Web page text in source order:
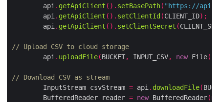
        api
.getApiClient ().setBasePath ( "https://
        api
.getApiClient ().setClientId(CLIENT_ID );
        api
.getApiClient ().setClientSecret(
// Upload CSV to cloud storage
        api
.uploadFile(BUCKET , INPUT_CSV , new File
// Download CSV as stream
        InputStream csvStream
= api.downloadFile(
        BufferedReader reader
= new BufferedReader